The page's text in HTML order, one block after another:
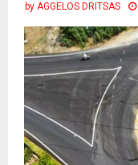
by AGGELOS DRITSAS